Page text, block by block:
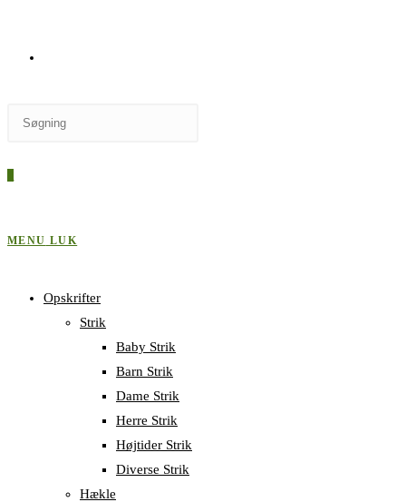
TIL
MENU LUK
Opskrifter
Strik
Baby Strik
Barn Strik
Dame Strik
Herre Strik
Højtider Strik
Diverse Strik
Hækle